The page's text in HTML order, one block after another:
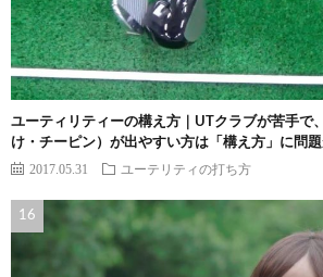
ユーティリティーの構え方｜UTクラブが苦手で
け・チーピン）が出やすい方は「構え方」に問
2017.05.31 ユーテリティの打ち方